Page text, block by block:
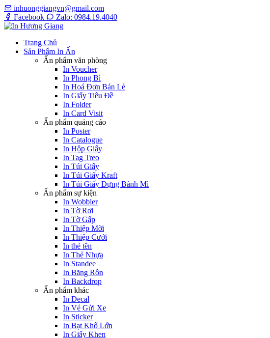
inhuonggiangvn@gmail.com
Facebook
Zalo: 0984.19.4040
Trang Chủ
Sản Phẩm In Ấn
Ấn phẩm văn phòng
In Voucher
In Phong Bì
In Hoá Đơn Bán Lẻ
In Giấy Tiêu Đề
In Folder
In Card Visit
Ấn phẩm quảng cáo
In Poster
In Catalogue
In Hộp Giấy
In Tag Treo
In Túi Giấy
In Túi Giấy Kraft
In Túi Giấy Đựng Bánh Mì
Ấn phẩm sự kiện
In Wobbler
In Tờ Rơi
In Tờ Gấp
In Thiệp Mời
In Thiệp Cưới
In thẻ tên
In Thẻ Nhựa
In Standee
In Băng Rôn
In Backdrop
Ấn phẩm khác
In Decal
In Vé Gửi Xe
In Sticker
In Bạt Khổ Lớn
In Giấy Khen